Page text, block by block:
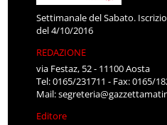
Settimanale del Sabato.
del 4/10/2016
REDAZIONE
via Festaz, 52 - 11100 Aosta
Tel: 0165/231711 - Fax: 0165/
Mail:
Editore